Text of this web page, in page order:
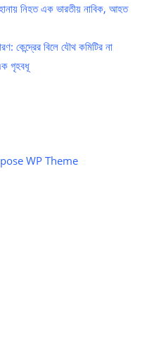
নিহত এক ভারতীয় নাবিক, আহত
কেন্দ্রের বিলে যৌথ কমিটির না
গৃহবধূ